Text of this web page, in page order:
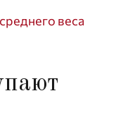
веса